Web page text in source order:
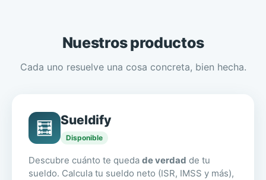
Nuestros productos
Cada uno resuelve una cosa concreta, bien hecha.
🧮 Sueldify
Disponible
Descubre cuánto te queda de verdad de tu
sueldo. Calcula tu sueldo neto (ISR, IMSS y más),